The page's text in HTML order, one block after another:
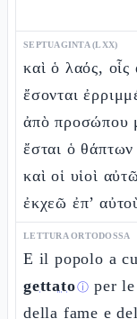
SEPTUAGINTA (LXX)
καὶ ὁ λαός, οἷς
ἔσονται
ἀπὸ προσώπου
ἔσται ὁ θάπτων
καὶ οἱ υἱοὶ
ἐκχεῶ ἐπ’
LETTURA ORTODOSSA
E il popolo a
gettatoⓘ per
della fame e